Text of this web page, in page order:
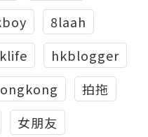
8laah
hkblogger
拍拖
女朋友